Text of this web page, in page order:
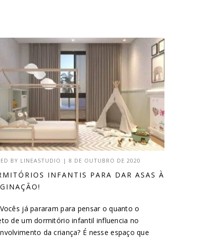
BY LINEASTUDIO |8 DE OUTUBRO DE 2020
INFANTIS PARA DAR ASAS À
já pararam para pensar o quanto o
de um dormitório infantil influencia no
da criança? É nesse espaço que